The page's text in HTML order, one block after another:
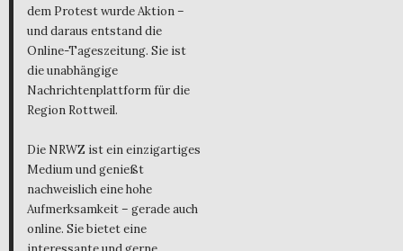
dem Protest wurde Aktion –
und daraus entstand die
Online-Tageszeitung. Sie ist
die unabhängige
Nachrichtenplattform für die
Region Rottweil.
Die NRWZ ist ein einzigartiges
Medium und genießt
nachweislich eine hohe
Aufmerksamkeit – gerade auch
online. Sie bietet eine